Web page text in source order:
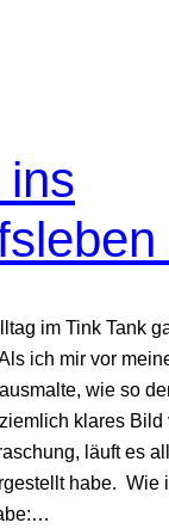
im Tink Tank
ich mir vor
wie so
klares Bild
läuft es
habe. Wie